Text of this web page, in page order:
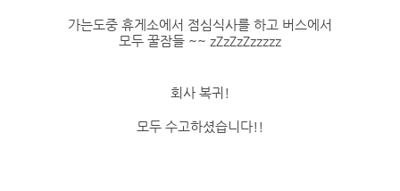
가는도중 휴게소에서 점심식사를 하고 버스에서
모두 꿀잠들 ~~ zZzZzZzzzzz
회사 복귀!
모두 수고하셨습니다!!